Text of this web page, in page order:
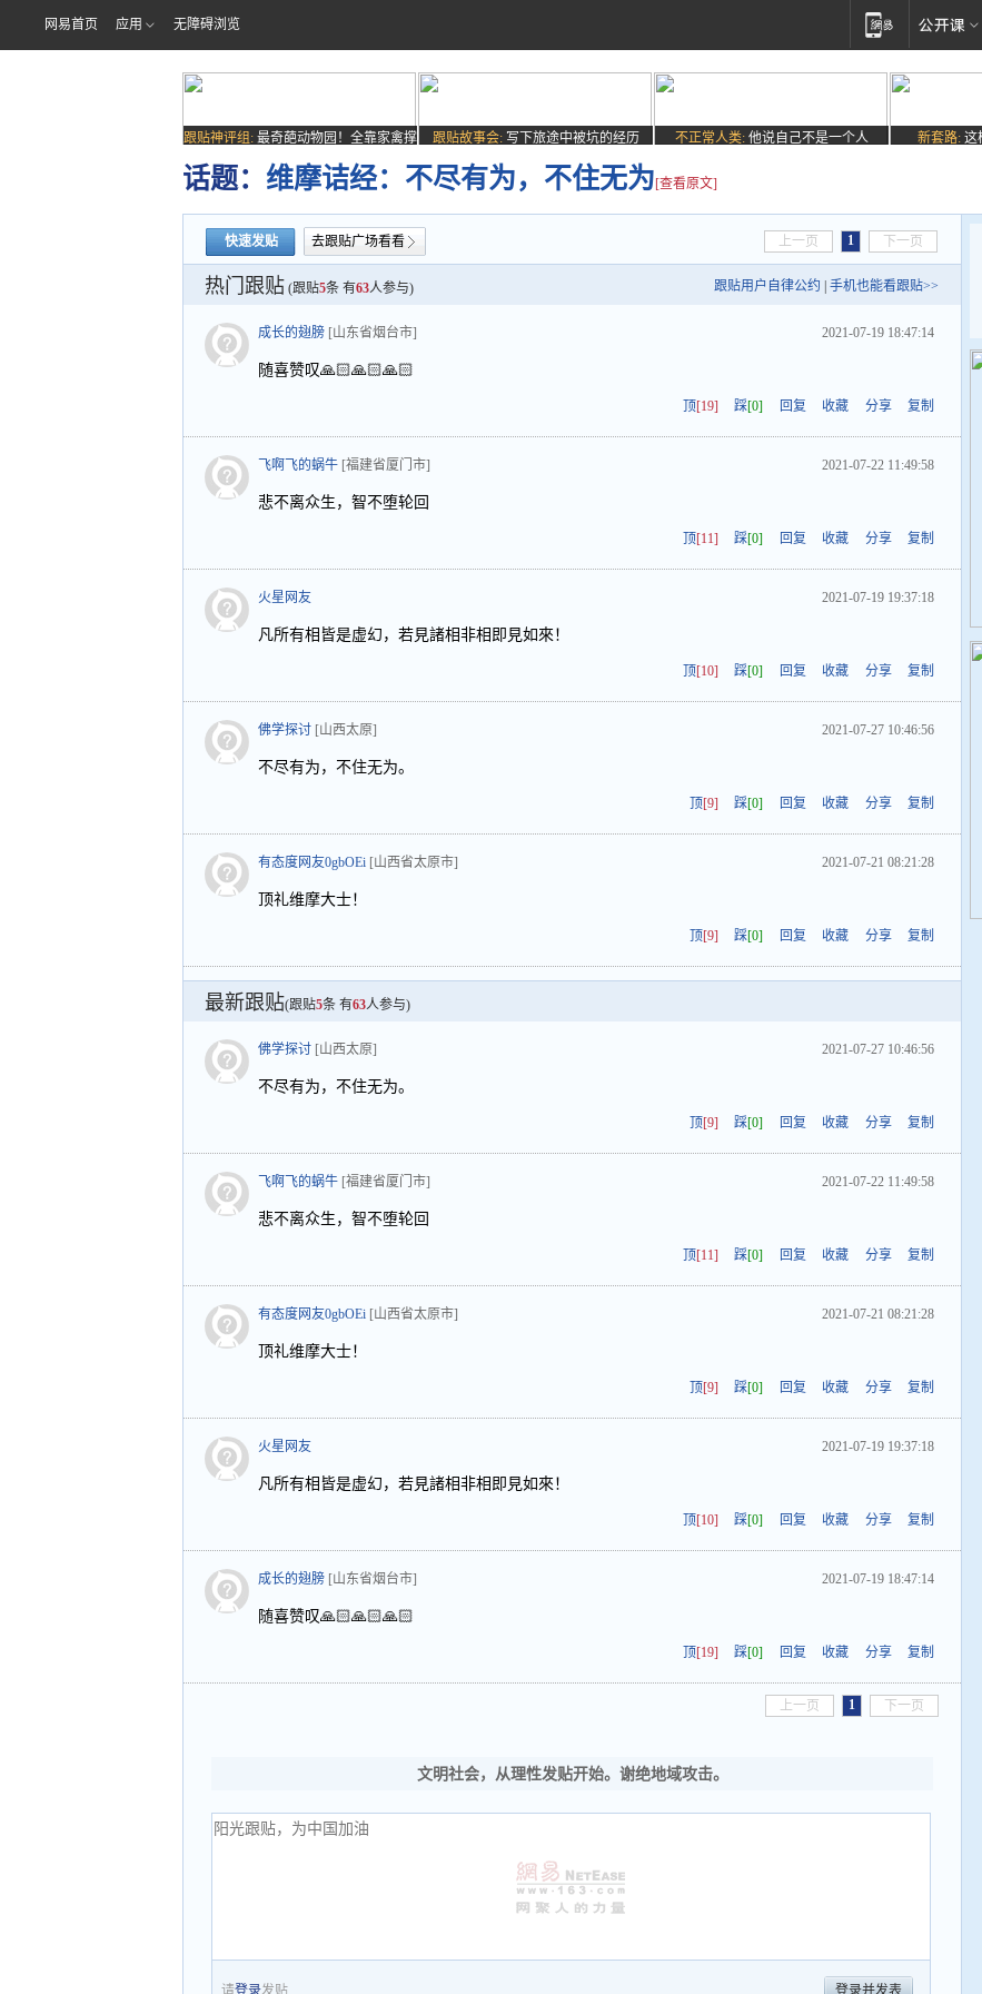
网易首页 应用 无障碍浏览
跟贴神评组: 最奇葩动物园！全靠家禽撑
场子
跟贴故事会: 写下旅途中被坑的经历 不正常人类: 他说自己不是一个人 新套路: 这
话题： 维摩诘经：不尽有为，不住无为[查看原文]
快速发贴 去跟贴广场看看 上一页 1 下一页
热门跟贴 (跟贴5条 有63人参与) 跟贴用户自律公约 手机也能看跟贴>>
成长的翅膀 [山东省烟台市] 2021-07-19 18:47:14
随喜赞叹🙏🏻🙏🏻🙏🏻
顶[19] 踩[0] 回复 收藏 分享 复制
飞啊飞的蜗牛 [福建省厦门市] 2021-07-22 11:49:58
悲不离众生，智不堕轮回
顶[11] 踩[0] 回复 收藏 分享 复制
火星网友 2021-07-19 19:37:18
凡所有相皆是虚幻，若見諸相非相即見如來！
顶[10] 踩[0] 回复 收藏 分享 复制
佛学探讨 [山西太原] 2021-07-27 10:46:56
不尽有为，不住无为。
顶[9] 踩[0] 回复 收藏 分享 复制
有态度网友0gbOEi [山西省太原市] 2021-07-21 08:21:28
顶礼维摩大士！
顶[9] 踩[0] 回复 收藏 分享 复制
最新跟贴(跟贴5条 有63人参与)
佛学探讨 [山西太原] 2021-07-27 10:46:56
不尽有为，不住无为。
顶[9] 踩[0] 回复 收藏 分享 复制
飞啊飞的蜗牛 [福建省厦门市] 2021-07-22 11:49:58
悲不离众生，智不堕轮回
顶[11] 踩[0] 回复 收藏 分享 复制
有态度网友0gbOEi [山西省太原市] 2021-07-21 08:21:28
顶礼维摩大士！
顶[9] 踩[0] 回复 收藏 分享 复制
火星网友 2021-07-19 19:37:18
凡所有相皆是虚幻，若見諸相非相即見如來！
顶[10] 踩[0] 回复 收藏 分享 复制
成长的翅膀 [山东省烟台市] 2021-07-19 18:47:14
随喜赞叹🙏🏻🙏🏻🙏🏻
顶[19] 踩[0] 回复 收藏 分享 复制
上一页 1 下一页
文明社会，从理性发贴开始。谢绝地域攻击。
请登录发贴 登录并发表